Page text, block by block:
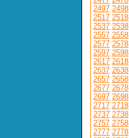
2497 2498
2517 2518
2537 2538
2557 2558
2577 2578
2597 2598
2617 2618
2637 2638
2657 2658
2677 2678
2697 2698
2717 2718
2737 2738
2757 2758
2777 2778